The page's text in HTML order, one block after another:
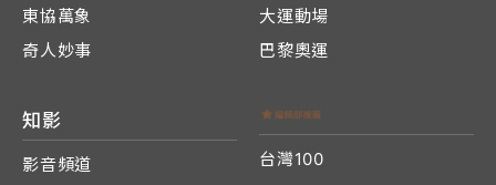
東協萬象
奇人妙事
大運動場
巴黎奧運
知影
影音頻道
台灣100